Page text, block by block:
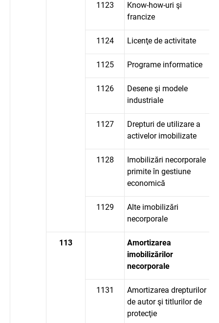
1123
Know-how-uri şi
francize
1124 Licenţe de activitate
1125 Programe informatice
1126
Desene şi modele
industriale
1127
Drepturi de utilizare a
activelor imobilizate
1128
Imobilizări necorporale
primite în gestiune
economică
1129
Alte imobilizări
necorporale
113
Amortizarea
imobilizărilor
necorporale
1131
Amortizarea drepturilor
de autor şi titlurilor de
protecţie